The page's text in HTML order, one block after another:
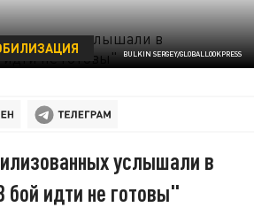
BULKIN SERGEY/GLOBALLOOKPRESS
услышали в
идти не готовы"